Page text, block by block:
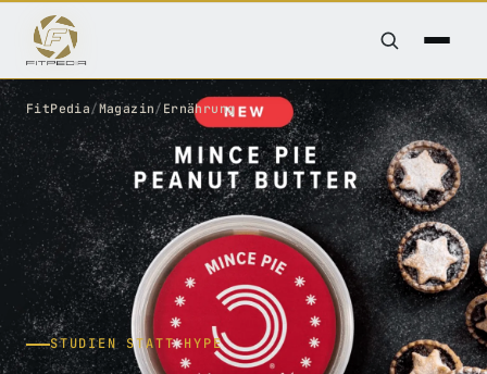
FitPedia/Magazin/ Ernährung
STUDIEN STATT HYPE